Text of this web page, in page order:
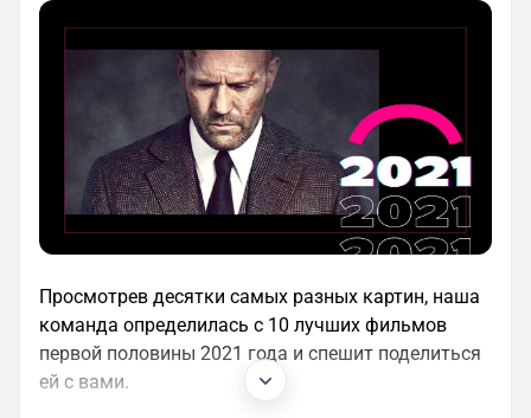
Просмотрев десятки самых разных картин, наша
команда определилась с 10 лучших фильмов
первой половины 2021 года и спешит поделиться
ей с вами.